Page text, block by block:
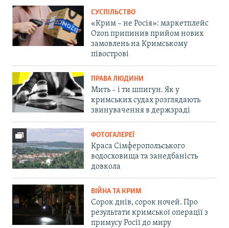
СУСПІЛЬСТВО
«Крим – не Росія»: маркетплейс
Ozon припинив прийом нових
замовлень на Кримському
півострові
ПРАВА ЛЮДИНИ
Мить – і ти шпигун. Як у
кримських судах розглядають
звинувачення в держзраді
ФОТОГАЛЕРЕЇ
Краса Сімферопольського
водосховища та занедбаність
довкола
ВІЙНА ТА КРИМ
Сорок днів, сорок ночей. Про
результати кримської операції з
примусу Росії до миру